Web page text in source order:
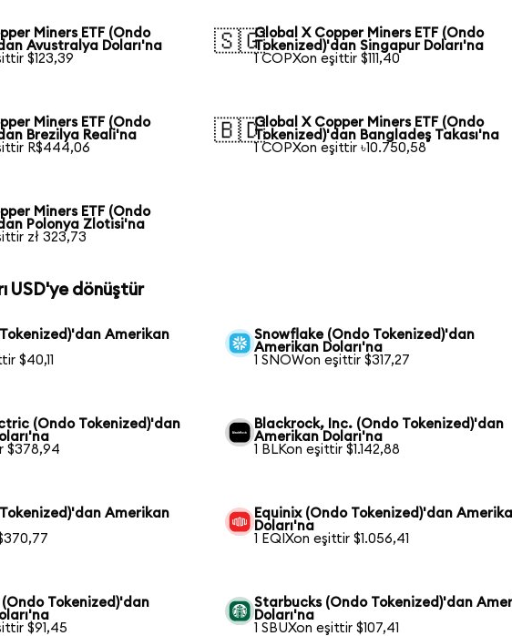
Miners ETF (Ondo
Avustralya Doları'na
$123,39
🇸🇬Global X Copper Miners ETF (Ondo
Tokenized)'dan Singapur Doları'na
1 COPXon eşittir $111,40
Miners ETF (Ondo
Brezilya Reali'na
R$444,06
🇧🇩Global X Copper Miners ETF (Ondo
Tokenized)'dan Bangladeş Takası'na
1 COPXon eşittir ৳10.750,58
Miners ETF (Ondo
Polonya Zlotisi'na
zł 323,73
USD'ye dönüştür
Tokenized)'dan Amerikan
$40,11
Snowflake (Ondo Tokenized)'dan
Amerikan Doları'na
1 SNOWon eşittir $317,27
(Ondo Tokenized)'dan
$378,94
Blackrock, Inc. (Ondo Tokenized)'dan
Amerikan Doları'na
1 BLKon eşittir $1.142,88
Amerikan
Equinix (Ondo Tokenized)'dan
Doları'na
1 EQIXon eşittir $1.056,41
Tokenized)'dan
$91,45
Starbucks (Ondo Tokenized)'dan
Doları'na
1 SBUXon eşittir $107,41